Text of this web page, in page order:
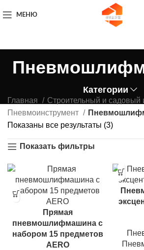
МЕНЮ
Категории
Главная
Строительный и садовый
Пневмоинструмент
Показаны все результаты (3)
Показать фильтры
Прямая
пневмошлифмашина с
набором 15 предметов
AERO